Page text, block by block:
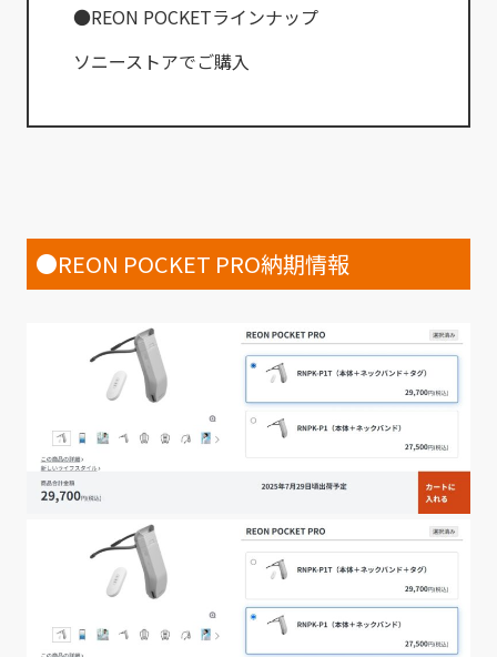
●REON POCKETラインナップ
ソニーストアでご購入
●REON POCKET PRO納期情報